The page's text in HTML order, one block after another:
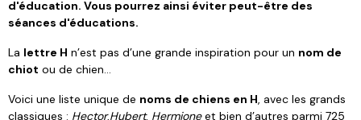
d'éducation. Vous pourrez ainsi éviter peut-être des
séances d'éducations.
La lettre H n’est pas d’une grande inspiration pour un nom de
chiot ou de chien…
Voici une liste unique de noms de chiens en H, avec les grands
classiques : Hector,Hubert, Hermione et bien d’autres parmi 725